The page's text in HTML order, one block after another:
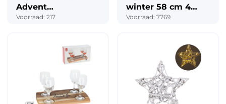
Advent
goudkleurig 32 cm
Voorraad: 217
winter 58 cm 4
assorti
Voorraad: 7769